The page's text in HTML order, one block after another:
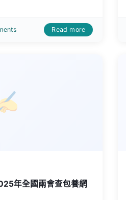
Read more
年全國兩會查包養網